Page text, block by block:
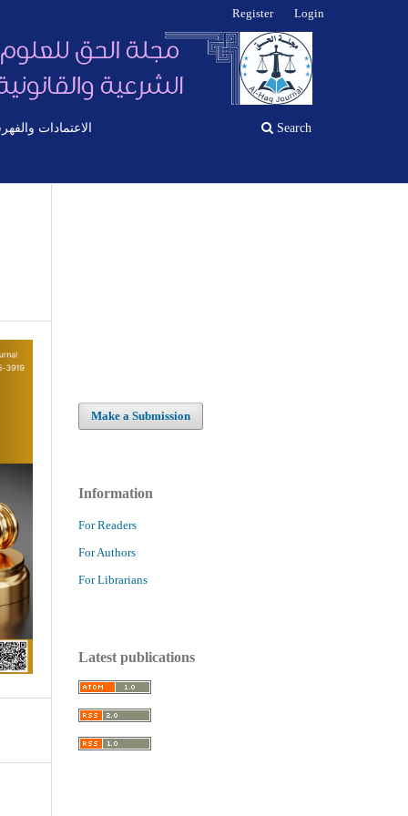
الاعتمادات Search
Register Login
Make a Submission
Information
For Readers
For Authors
For Librarians
Latest publications